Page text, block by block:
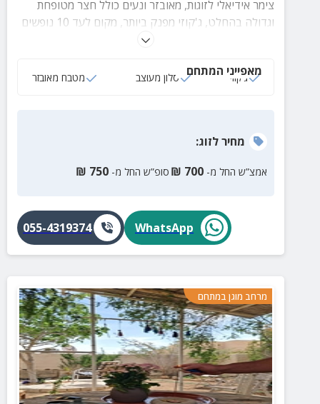
צימר אידיאלי לזוגות, מאובזר ונעים כולל חצר מטופחת
וגדולה בהחלט, ג'קוזי מפנק ביותר, מקום לעד 10 נופשים
במתחם, נוף מדברי יוצא דופן, אבזור מלא, מטבח מאובזר,
מאפייני המתחם
ג‘קוזי סלון מעוצב מטבח מאובזר
מחירלזוג:
אמצ”ש החל מ- 700
₪ סופ”ש החל מ- 750
₪
WhatsApp
055-4319374
מרחב מוגן במתחם